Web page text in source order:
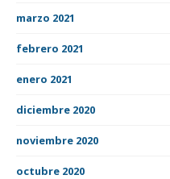
marzo 2021
febrero 2021
enero 2021
diciembre 2020
noviembre 2020
octubre 2020